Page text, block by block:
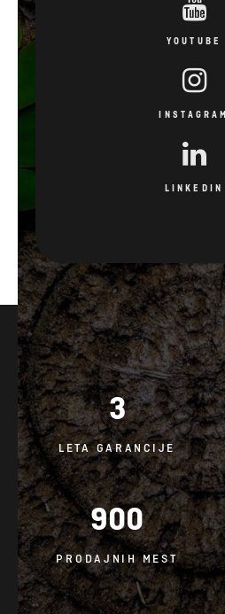
YOUTUBE
INSTAGRAM
LINKEDIN
3
LETA GARANCIJE
900
PRODAJNIH MEST